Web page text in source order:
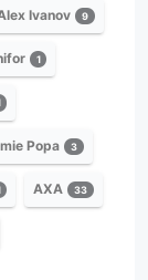
Ivanov 9
1
Popa 3
AXA 33